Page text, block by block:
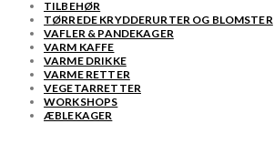
TILBEHØR
TØRREDE KRYDDERURTER OG BLOMSTER
VAFLER & PANDEKAGER
VARM KAFFE
VARME DRIKKE
VARME RETTER
VEGETARRETTER
WORKSHOPS
ÆBLEKAGER